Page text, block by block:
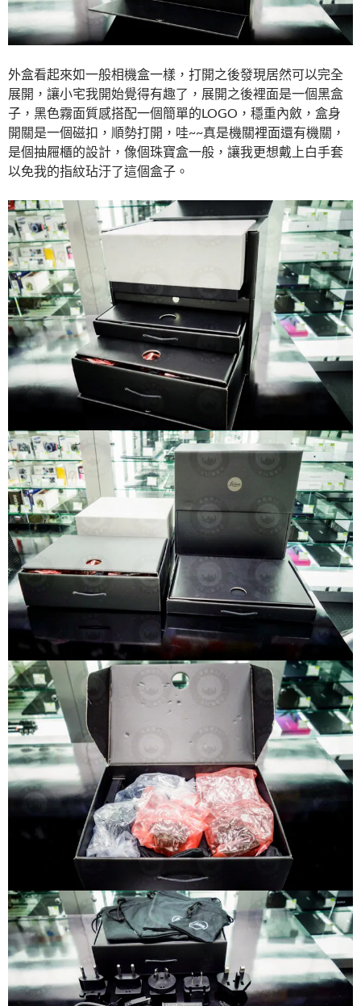
外盒看起來如一般相機盒一樣，打開之後發現居然可以完全
展開，讓小宅我開始覺得有趣了，展開之後裡面是一個黑盒
子，黑色霧面質感搭配一個簡單的LOGO，穩重內斂，盒身
開關是一個磁扣，順勢打開，哇~~真是機關裡面還有機關，
是個抽屜櫃的設計，像個珠寶盒一般，讓我更想戴上白手套
以免我的指紋玷汙了這個盒子。